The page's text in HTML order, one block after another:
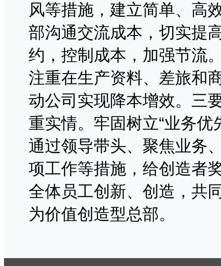
风等措施，建立简单、高
部沟通交流成本，切实提
约，控制成本，加强节流
注重在生产资料、差旅和
动公司实现降本增效。三
重实情。牢固树立“业务
通过领导带头、聚焦业务
项工作等措施，给创造者
全体员工创新、创造，共
为价值创造型总部。